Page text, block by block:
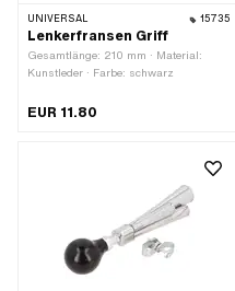
UNIVERSAL 15735
Lenkerfransen Griff
Gesamtlänge: 210 mm · Material:
Kunstleder · Farbe: schwarz
EUR 11.80